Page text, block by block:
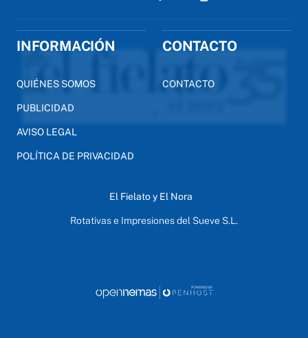
INFORMACIÓN
QUIÉNES SOMOS
PUBLICIDAD
AVISO LEGAL
POLÍTICA DE PRIVACIDAD
CONTACTO
CONTACTO
El Fielato y El Nora
Rotativas e Impresiones del Sueve S.L.